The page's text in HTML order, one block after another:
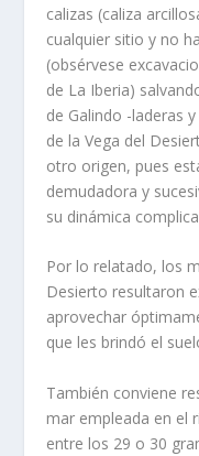
calizas (caliza
cualquier sitio y no
(obsérvese
de La Iberia)
de Galindo -laderas
de la Vega del
otro origen, pues
demudadora y
su dinámica
Por lo relatado, los
Desierto resultaron
aprovechar
que les brindó el
También conviene
mar empleada en el
entre los 29 o 30